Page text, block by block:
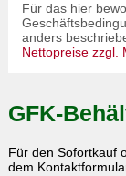
Für das hier
anders
Nettopreise zzgl.
GFK-
Für den Sofortkauf
dem